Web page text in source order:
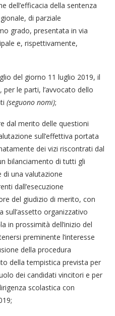
dell’efficacia della sentenza
di parziale
grado, presentata in via
e, rispettivamente,
del giorno 11 luglio 2019, il
per le parti, l’avvocato dello
(seguono nomi);
dal merito delle questioni
sull’effettiva portata
dei vizi riscontrati dal
bilanciamento di tutti gli
una valutazione
dall’esecuzione
del giudizio di merito, con
sull’assetto organizzativo
in prossimità dell’inizio del
preminente l’interesse
della procedura
della tempistica prevista per
dei candidati vincitori e per
scolastica con